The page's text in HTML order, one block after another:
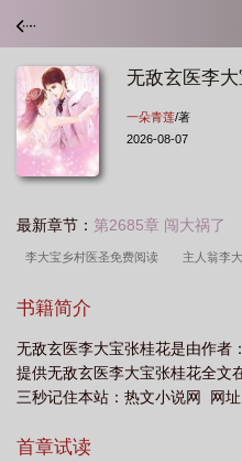
无敌玄医李
一朵青莲/著
2026-08-07
最新章节： 第2685章 闯大祸了
李大宝乡村医圣免费阅读 主人翁李
么 乡村神医 李大宝
章 李大宝 张桂花 乡村仙医李大宝
桂花 神医李大宝张桂芳 无敌玄医
小军 主人公叫李大宝的
书籍简介
无敌玄医李大宝张桂花是由作者
提供无敌玄医李大宝张桂花全文
三秒记住本站：热文小说网 网
首章试读